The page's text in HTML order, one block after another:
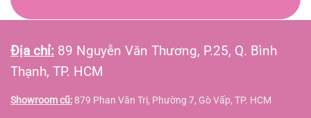
Địa chỉ: 89 Nguyễn Văn Thương, P.25, Q. Bình
Thạnh, TP. HCM
Showroom cũ: 879 Phan Văn Trị, Phường 7, Gò Vấp, TP. HCM